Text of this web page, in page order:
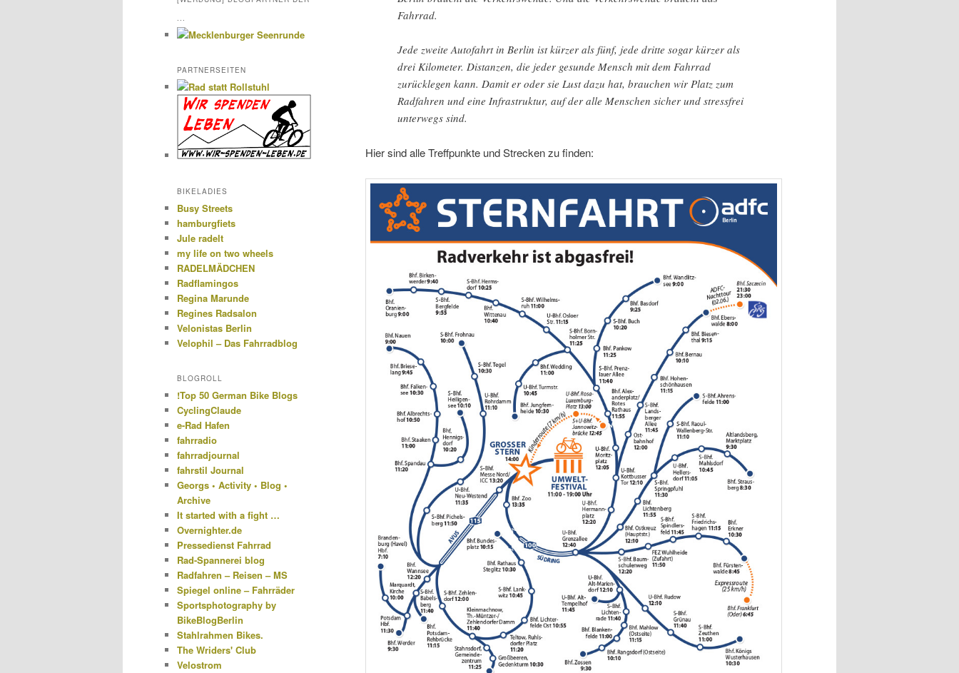
Fahrrad.
Jede zweite Autofahrt in Berlin ist kürzer als fünf, jede dritte sogar kürzer als
drei Kilometer. Distanzen, die jeder gesunde Mensch mit dem Fahrrad
zurücklegen kann. Damit er oder sie Lust dazu hat, brauchen wir Platz zum
Radfahren und eine Infrastruktur, auf der alle Menschen sicher und stressfrei
unterwegs sind.
Hier sind alle Treffpunkte und Strecken zu finden:
PARTNERSEITEN
BIKELADIES
Busy Streets
hamburgfiets
Jule radelt
my life on two wheels
RADELMÄDCHEN
Radflamingos
Regina Marunde
Regines Radsalon
Velonistas Berlin
Velophil – Das Fahrradblog
BLOGROLL
!Top 50 German Bike Blogs
CyclingClaude
e-Rad Hafen
fahrradio
fahrradjournal
fahrstil Journal
Georgs • Activity • Blog •
Archive
It started with a fight …
Overnighter.de
Pressedienst Fahrrad
Rad-Spannerei blog
Radfahren – Reisen – MS
Spiegel online – Fahrräder
Sportsphotography by
BikeBlogBerlin
Stahlrahmen Bikes.
The Wriders' Club
Velostrom